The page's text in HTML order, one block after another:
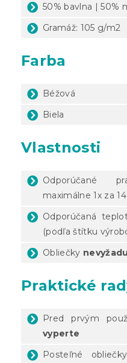
50% bavlna | 50%
Gramáž: 105 g/m2
Farba
Béžová
Biela
Vlastnosti
Odporúčané
maximálne 1x za
Odporúčaná
(podľa štítku
Obliečky
Praktické
Pred prvým
vyperte
Posteľné